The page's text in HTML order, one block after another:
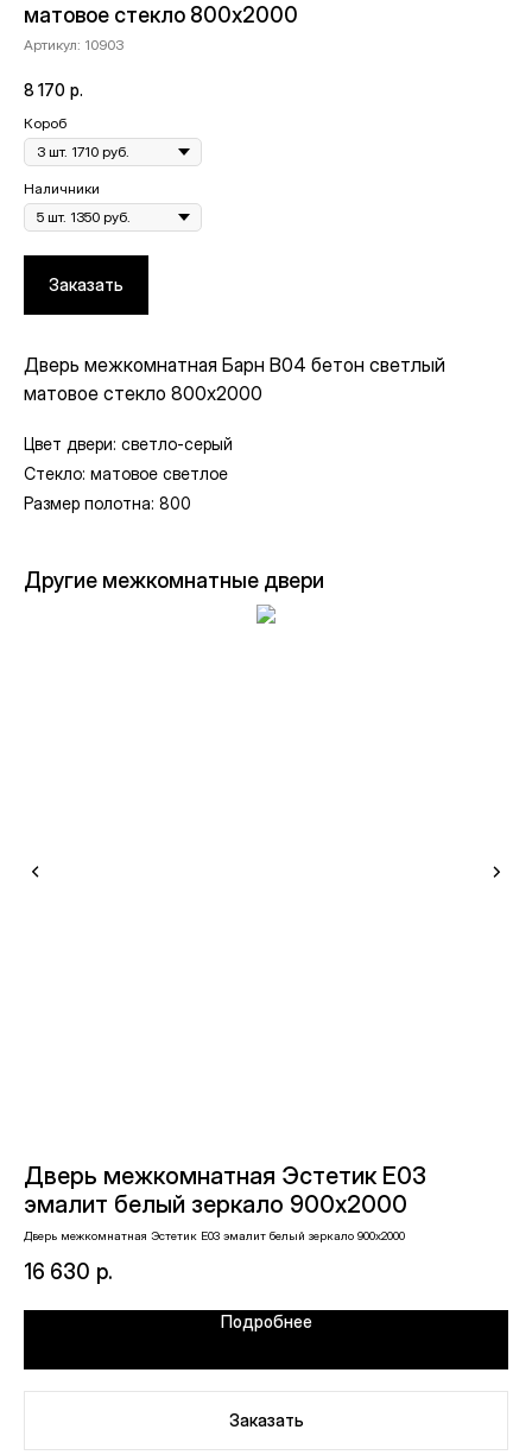
матовое стекло 800х2000
Артикул: 10903
8 170 р.
Короб
Наличники
Заказать
Дверь межкомнатная Барн B04 бетон светлый
матовое стекло 800х2000
Цвет двери: светло-серый
Стекло: матовое светлое
Размер полотна: 800
Другие межкомнатные двери
Дверь межкомнатная Эстетик E03
эмалит белый зеркало 900х2000
Дверь межкомнатная Эстетик E03 эмалит белый зеркало 900х2000
16 630 р.
Подробнее
Заказать